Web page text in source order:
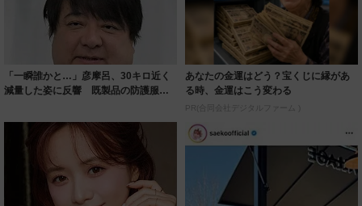
「一瞬誰かと…」彦摩呂、30キロ近く
減量した姿に反響 既製品の防護服が
あなたの金運はどう？宝くじに縁があ
る時、金運はこう変わる
PR(合同会社デジタルファーム )